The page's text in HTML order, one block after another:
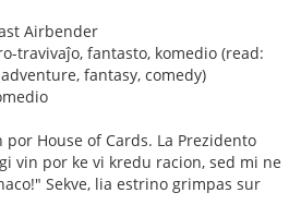
Airbender
travivaĵo, fantasto, komedio (read:
fantasy, comedy)
House of Cards. La Prezidento
vin por ke vi kredu racion, sed mi ne
Sekve, lia estrino grimpas sur